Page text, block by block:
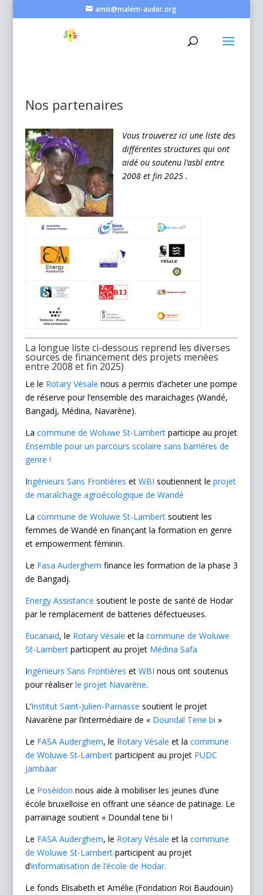
amis@malem-auder.org
Nos partenaires
Vous trouverez ici une liste des
différentes structures qui ont
aidé ou soutenu l’asbl entre
2008 et fin 2025 .
La longue liste ci-dessous reprend les diverses
sources de financement des projets menées
entre 2008 et fin 2025)
Le le Rotary Vésale nous a permis d’acheter une pompe
de réserve pour l’ensemble des maraichages (Wandé,
Bangadj, Médina, Navarène).
La commune de Woluwe St-Lambertparticipe au projet
Ensemble pour un parcours scolaire sans barrières de
genre !
Ingénieurs Sans Frontières etWBI soutiennent le projet
de maraîchage agroécologique de Wandé
La commune de Woluwe St-Lambertsoutient les
femmes de Wandé en finançant la formation en genre
et empowerment féminin.
Le Fasa Auderghem finance les formation de la phase 3
de Bangadj.
Energy Assistance soutient le poste de santé de Hodar
par le remplacement de batteries défectueuses.
Eucanaid, le Rotary Vésale et la commune de Woluwe
St-Lambertparticipent au projet Médina Safa
Ingénieurs Sans Frontières etWBI nous ont soutenus
pour réaliserle projet Navarène.
L’Institut Saint-Julien-Parnasse soutient le projet
Navarène par l’intermédiaire de « Doundal Tene bi »
Le FASA Auderghem, le Rotary Vésale et la commune
de Woluwe St-Lambertparticipent au projet PUDC
Jambàar
Le Poséidon nous aide à mobiliser les jeunes d’une
école bruxelloise en offrant une séance de patinage. Le
parrainage soutient « Doundal tene bi !
Le FASA Auderghem, le Rotary Vésale et la commune
de Woluwe St-Lambertparticipent au projet
d‘informatisation de l’école de Hodar.
Le fonds Elisabeth et Amélie (Fondation Roi Baudouin)